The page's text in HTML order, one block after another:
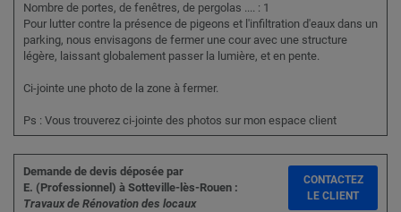
Nombre de portes, de fenêtres, de pergolas .... : 1
Pour lutter contre la présence de pigeons et l'infiltration d'eaux dans un
parking, nous envisagons de fermer une cour avec une structure
légère, laissant globalement passer la lumière, et en pente.
Ci-jointe une photo de la zone à fermer.
Ps : Vous trouverez ci-jointe des photos sur mon espace client
Demande de devis déposée par
E. (Professionnel) à Sotteville-lès-Rouen :
Travaux de Rénovation des locaux
CONTACTEZ
LE CLIENT